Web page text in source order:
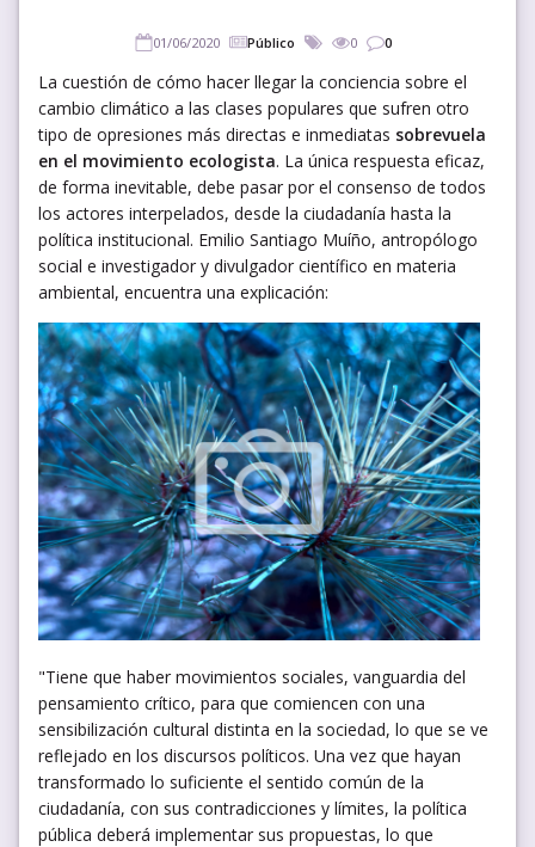
01/06/2020 Público 0 0
La cuestión de cómo hacer llegar la conciencia sobre el
cambio climático a las clases populares que sufren otro
tipo de opresiones más directas e inmediatas sobrevuela
en el movimiento ecologista. La única respuesta eficaz,
de forma inevitable, debe pasar por el consenso de todos
los actores interpelados, desde la ciudadanía hasta la
política institucional. Emilio Santiago Muíño, antropólogo
social e investigador y divulgador científico en materia
ambiental, encuentra una explicación:
"Tiene que haber movimientos sociales, vanguardia del
pensamiento crítico, para que comiencen con una
sensibilización cultural distinta en la sociedad, lo que se ve
reflejado en los discursos políticos. Una vez que hayan
transformado lo suficiente el sentido común de la
ciudadanía, con sus contradicciones y límites, la política
pública deberá implementar sus propuestas, lo que